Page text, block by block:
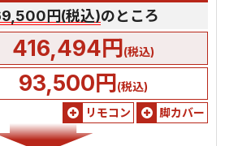
円(税込)のところ
416,494円(税込)
93,500円(税込)
リモコン
脚カバー